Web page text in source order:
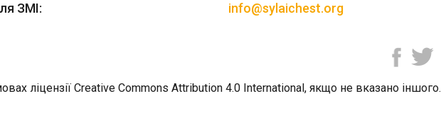
ЗМІ: info@sylaichest.org
ліцензії Creative Commons Attribution 4.0 International, якщо не вказано іншого.